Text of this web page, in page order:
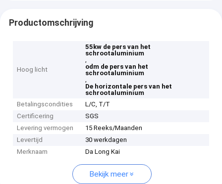
Productomschrijving
Hoog licht
55kw de pers van het
schrootaluminium
,
odm de pers van het
schrootaluminium
,
De horizontale pers van het
schrootaluminium
Betalingscondities
L/C, T/T
Certificering
SGS
Levering vermogen
15 Reeks/Maanden
Levertijd
30 werkdagen
Merknaam
Da Long Kai
Bekijk meer